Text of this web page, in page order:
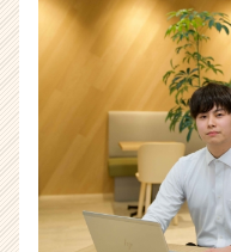
ベ
ン
チ
ャ
ー・
成
長
業
か